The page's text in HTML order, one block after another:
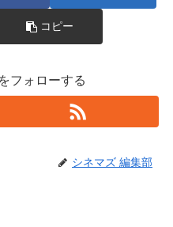
コピー
フォローする
シネマズ 編集部